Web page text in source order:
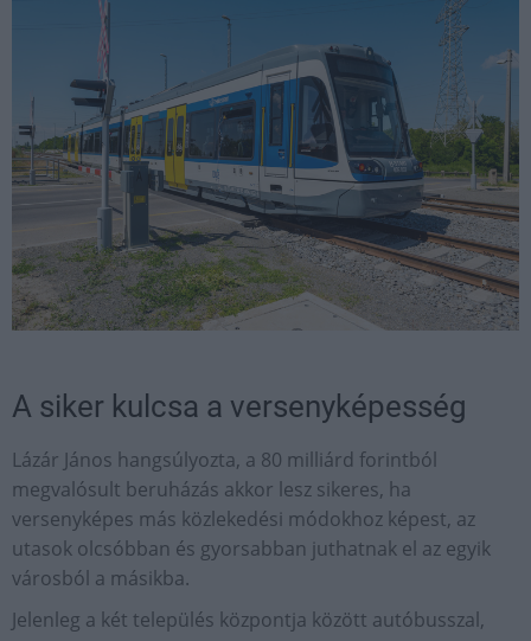
A siker kulcsa a versenyképesség
Lázár János hangsúlyozta, a 80 milliárd forintból
megvalósult beruházás akkor lesz sikeres, ha
versenyképes más közlekedési módokhoz képest, az
utasok olcsóbban és gyorsabban juthatnak el az egyik
városból a másikba.
Jelenleg a két település központja között autóbusszal,